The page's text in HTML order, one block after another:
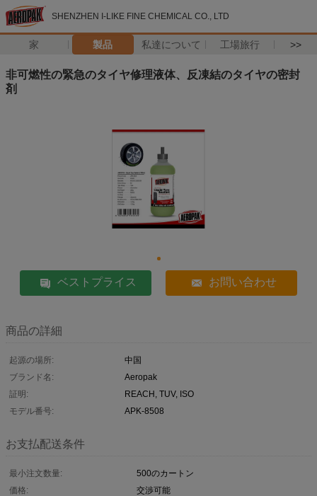
SHENZHEN I-LIKE FINE CHEMICAL CO., LTD
家 製品 私達について 工場旅行 >>
非可燃性の緊急のタイヤ修理液体、反凍結のタイヤの密封
剤
ベストプライス お問い合わせ
商品の詳細
起源の場所:
中国
ブランド名:
Aeropak
証明:
REACH, TUV, ISO
モデル番号:
APK-8508
お支払配送条件
最小注文数量:
500のカートン
価格:
交渉可能